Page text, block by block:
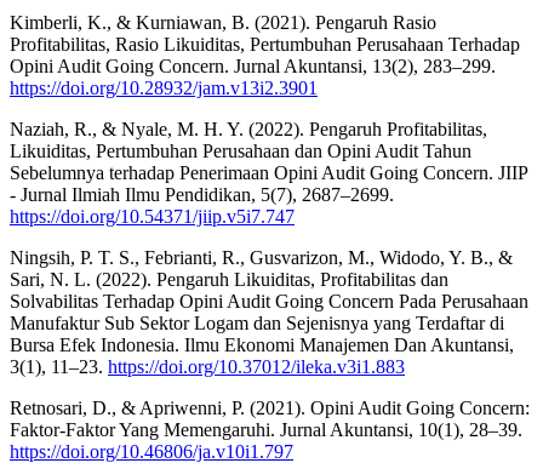
Kimberli, K., & Kurniawan, B. (2021). Pengaruh Rasio
Profitabilitas, Rasio Likuiditas, Pertumbuhan Perusahaan Terhadap
Opini Audit Going Concern. Jurnal Akuntansi, 13(2), 283–299.
https://doi.org/10.28932/jam.v13i2.3901
Naziah, R., & Nyale, M. H. Y. (2022). Pengaruh Profitabilitas,
Likuiditas, Pertumbuhan Perusahaan dan Opini Audit Tahun
Sebelumnya terhadap Penerimaan Opini Audit Going Concern. JIIP
- Jurnal Ilmiah Ilmu Pendidikan, 5(7), 2687–2699.
https://doi.org/10.54371/jiip.v5i7.747
Ningsih, P. T. S., Febrianti, R., Gusvarizon, M., Widodo, Y. B., &
Sari, N. L. (2022). Pengaruh Likuiditas, Profitabilitas dan
Solvabilitas Terhadap Opini Audit Going Concern Pada Perusahaan
Manufaktur Sub Sektor Logam dan Sejenisnya yang Terdaftar di
Bursa Efek Indonesia. Ilmu Ekonomi Manajemen Dan Akuntansi,
3(1), 11–23. https://doi.org/10.37012/ileka.v3i1.883
Retnosari, D., & Apriwenni, P. (2021). Opini Audit Going Concern:
Faktor-Faktor Yang Memengaruhi. Jurnal Akuntansi, 10(1), 28–39.
https://doi.org/10.46806/ja.v10i1.797